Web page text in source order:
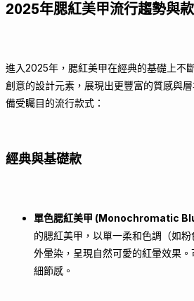
2025年腮紅美甲流行趨勢與
進入2025年，腮紅美甲在經典的基礎上不
創意的設計元素，展現出更豐富的質感與
備受矚目的流行款式：
經典與基礎款
單色腮紅美甲 (Monochromatic
的腮紅美甲，以單一柔和色調（如
外暈染，呈現自然可愛的紅暈效果
細節感。